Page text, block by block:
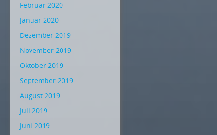
Februar 2020
Januar 2020
Dezember 2019
November 2019
Oktober 2019
September 2019
August 2019
Juli 2019
Juni 2019